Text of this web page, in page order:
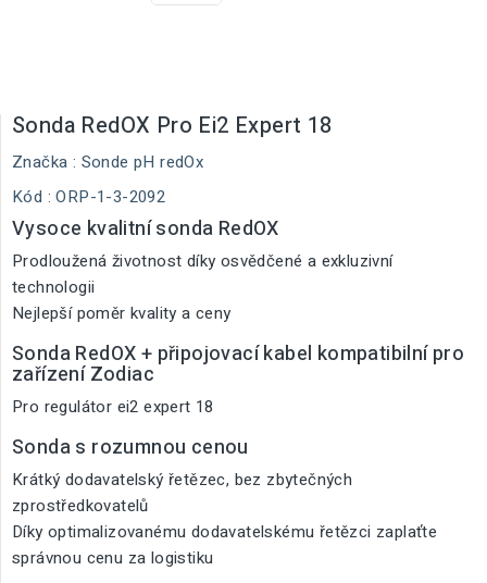
Sonda RedOX Pro Ei2 Expert 18
Značka : Sonde pH redOx
Kód : ORP-1-3-2092
Vysoce kvalitní sonda RedOX
Prodloužená životnost díky osvědčené a exkluzivní
technologii
Nejlepší poměr kvality a ceny
Sonda RedOX + připojovací kabel kompatibilní pro
zařízení Zodiac
Pro regulátor ei2 expert 18
Sonda s rozumnou cenou
Krátký dodavatelský řetězec, bez zbytečných
zprostředkovatelů
Díky optimalizovanému dodavatelskému řetězci zaplaťte
správnou cenu za logistiku